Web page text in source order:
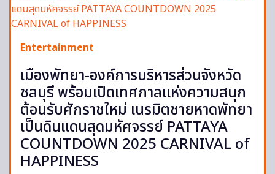
Entertainment
เมืองพัทยา-องค์การบริหารส่วนจังหวัด
ชลบุรี พร้อมเปิดเทศกาลแห่งความสนุก
ต้อนรับศักราชใหม่ เนรมิตชายหาดพัทยา
เป็นดินแดนสุดมหัศจรรย์ PATTAYA
COUNTDOWN 2025 CARNIVAL of
HAPPINESS